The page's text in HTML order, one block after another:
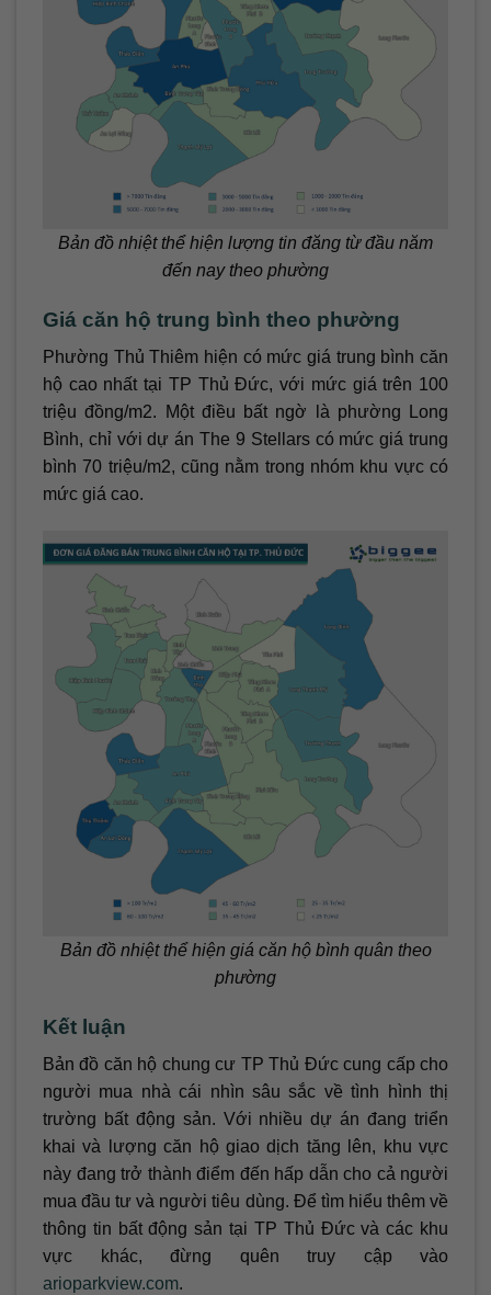
Bản đồ nhiệt thể hiện lượng tin đăng từ đầu năm
đến nay theo phường
Giá căn hộ trung bình theo phường
Phường Thủ Thiêm hiện có mức giá trung bình căn
hộ cao nhất tại TP Thủ Đức, với mức giá trên 100
triệu đồng/m2. Một điều bất ngờ là phường Long
Bình, chỉ với dự án The 9 Stellars có mức giá trung
bình 70 triệu/m2, cũng nằm trong nhóm khu vực có
mức giá cao.
Bản đồ nhiệt thể hiện giá căn hộ bình quân theo
phường
Kết luận
Bản đồ căn hộ chung cư TP Thủ Đức cung cấp cho
người mua nhà cái nhìn sâu sắc về tình hình thị
trường bất động sản. Với nhiều dự án đang triển
khai và lượng căn hộ giao dịch tăng lên, khu vực
này đang trở thành điểm đến hấp dẫn cho cả người
mua đầu tư và người tiêu dùng. Để tìm hiểu thêm về
thông tin bất động sản tại TP Thủ Đức và các khu
vực khác, đừng quên truy cập vào
arioparkview.com.